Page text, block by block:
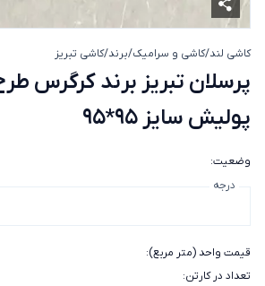
کاشی لند/کاشی و سرامیک/برند/کاشی تبریز
پرسلان
پرسلان تبریز برند کرگرس
پولیش سایز 95*95
وضعیت:
درجه
قیمت واحد (متر مربع):
تعداد در کارتن: